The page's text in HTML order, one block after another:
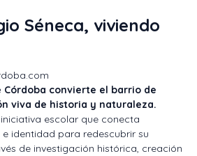
Séneca, viviendo
Córdoba convierte el barrio de
viva de historia y naturaleza.
escolar que conecta
identidad para redescubrir su
de investigación histórica, creación